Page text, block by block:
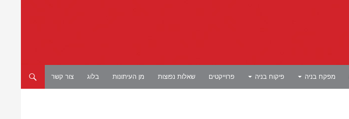
מפקח בניה פיקוח בניה פרוייקטים שאלות נפוצות מן העיתונות בלוג צור קשר